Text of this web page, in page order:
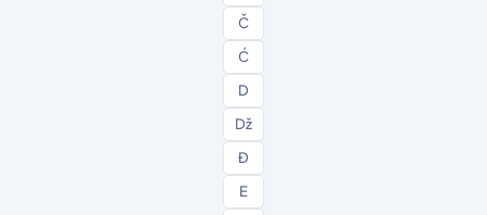
Č
Ć
D
Dž
Đ
E